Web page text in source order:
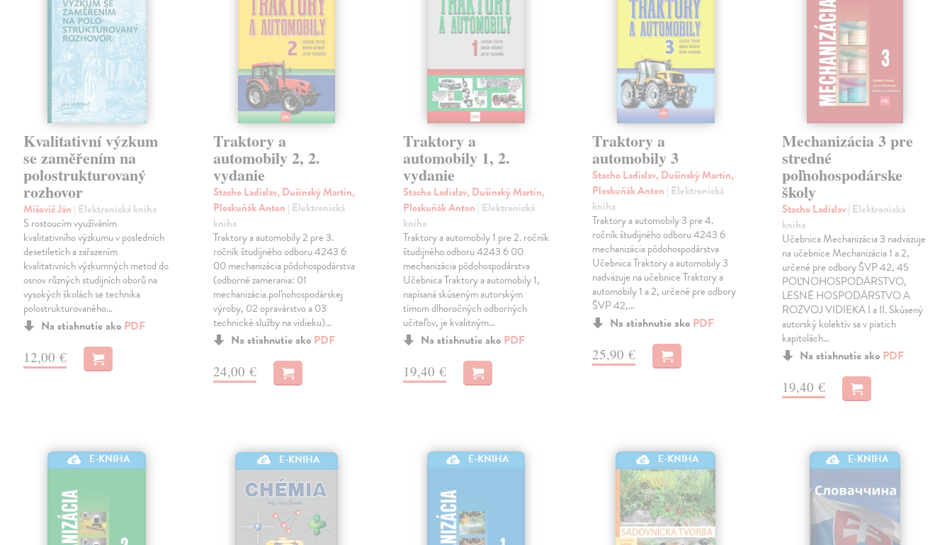
Kvalitativní výzkum
se zaměřením na
polostrukturovaný
rozhovor
Mišovič Ján | Elektronická kniha
S rostoucím využíváním
kvalitativního výzkumu v posledních
desetiletích a zařazením
kvalitativních výzkumných metod do
osnov různých studijních oborů na
vysokých školách se technika
polostrukturovaného…
Na stiahnutie ako PDF
12,00 €
Traktory a
automobily 2, 2.
vydanie
Stacho Ladislav, Dušinský Martin,
Ploskuňák Anton | Elektronická
kniha
Traktory a automobily 2 pre 3.
ročník študijného odboru 4243 6
00 mechanizácia pôdohospodárstva
(odborné zamerania: 01
mechanizácia poľnohospodárskej
výroby, 02 opravárstvo a 03
technické služby na vidieku)…
Na stiahnutie ako PDF
24,00 €
Traktory a
automobily 1, 2.
vydanie
Stacho Ladislav, Dušinský Martin,
Ploskuňák Anton | Elektronická
kniha
Traktory a automobily 1 pre 2. ročník
študijného odboru 4243 6 00
mechanizácia pôdohospodárstva
Učebnica Traktory a automobily 1,
napísaná skúseným autorským
tímom dlhoročných odborných
učiteľov, je kvalitným…
Na stiahnutie ako PDF
19,40 €
Traktory a
automobily 3
Stacho Ladislav, Dušinský Martin,
Ploskuňák Anton | Elektronická
kniha
Traktory a automobily 3 pre 4.
ročník študijného odboru 4243 6
mechanizácia pôdohospodárstva
Učebnica Traktory a automobily 3
nadväzuje na učebnice Traktory a
automobily 1 a 2, určené pre odbory
ŠVP 42,…
Na stiahnutie ako PDF
25,90 €
Mechanizácia 3 pre
stredné
poľnohospodárske
školy
Stacho Ladislav| Elektronická
kniha
Učebnica Mechanizácia 3 nadväzuje
na učebnice Mechanizácia 1 a 2,
určené pre odbory ŠVP 42, 45
POĽNOHOSPODÁRSTVO,
LESNÉ HOSPODÁRSTVO A
ROZVOJ VIDIEKA I a II. Skúsený
autorský kolektív sa v piatich
kapitolách…
Na stiahnutie ako PDF
19,40 €
E-KNIHA E-KNIHA E-KNIHA E-KNIHA E-KNIHA